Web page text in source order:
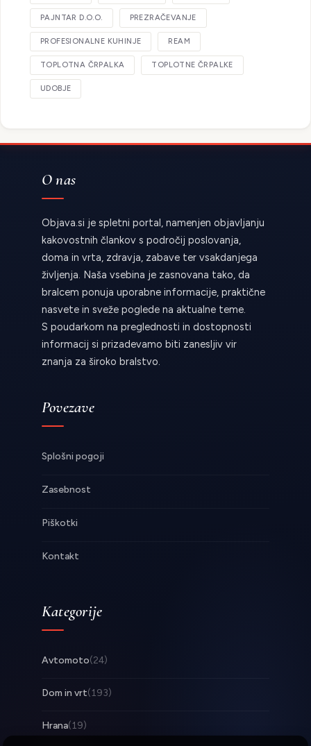
PAJNTAR D.O.O. PREZRAČEVANJE
PROFESIONALNE KUHINJE REAM
TOPLOTNA ČRPALKA TOPLOTNE ČRPALKE
UDOBJE
O nas
Objava.si je spletni portal, namenjen objavljanju
kakovostnih člankov s področij poslovanja,
doma in vrta, zdravja, zabave ter vsakdanjega
življenja. Naša vsebina je zasnovana tako, da
bralcem ponuja uporabne informacije, praktične
nasvete in sveže poglede na aktualne teme.
S poudarkom na preglednosti in dostopnosti
informacij si prizadevamo biti zanesljiv vir
znanja za široko bralstvo.
Povezave
Splošni pogoji
Zasebnost
Piškotki
Kontakt
Kategorije
Avtomoto(24)
Dom in vrt(193)
Hrana(19)